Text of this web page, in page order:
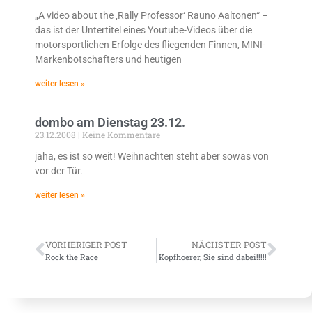
„A video about the ‚Rally Professor‘ Rauno Aaltonen“ –
das ist der Untertitel eines Youtube-Videos über die
motorsportlichen Erfolge des fliegenden Finnen, MINI-
Markenbotschafters und heutigen
weiter lesen »
dombo am Dienstag 23.12.
23.12.2008
Keine Kommentare
jaha, es ist so weit! Weihnachten steht aber sowas von
vor der Tür.
weiter lesen »
VORHERIGER POST
Rock the Race
NÄCHSTER POST
Kopfhoerer, Sie sind dabei!!!!!